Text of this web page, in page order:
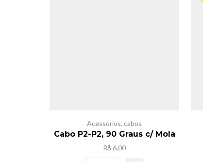
Acessorios, cabos
Cabo P2-P2, 90 Graus c/ Mola
R$ 6,00